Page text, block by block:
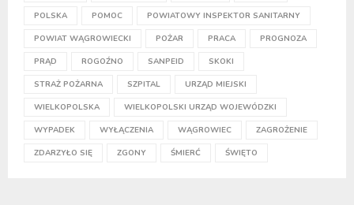
POLSKA POMOC POWIATOWY INSPEKTOR SANITARNY
POWIAT WĄGROWIECKI POŻAR PRACA PROGNOZA
PRĄD ROGOŹNO SANPEID SKOKI
STRAŻ POŻARNA SZPITAL URZĄD MIEJSKI
WIELKOPOLSKA WIELKOPOLSKI URZĄD WOJEWÓDZKI
WYPADEK WYŁĄCZENIA WĄGROWIEC ZAGROŻENIE
ZDARZYŁO SIĘ ZGONY ŚMIERĆ ŚWIĘTO